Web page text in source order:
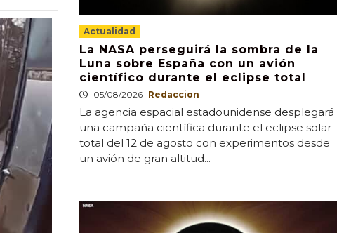
Actualidad
La NASA perseguirá la sombra de la
Luna sobre España con un avión
científico durante el eclipse total
05/08/2026 Redaccion
La agencia espacial estadounidense desplegará
una campaña científica durante el eclipse solar
total del 12 de agosto con experimentos desde
un avión de gran altitud...